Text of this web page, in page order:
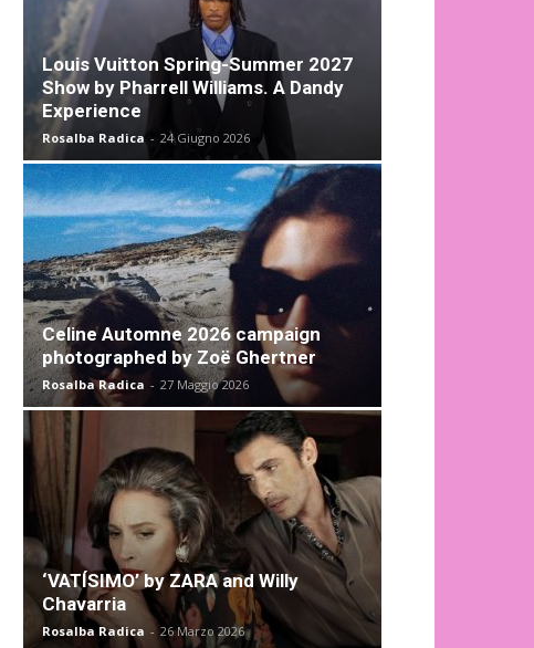
Louis Vuitton Spring-Summer 2027
Show by Pharrell Williams. A Dandy
Experience
Rosalba Radica - 24 Giugno 2026
Celine Automne 2026 campaign
photographed by Zoë Ghertner
Rosalba Radica - 27 Maggio 2026
‘VATÍSIMO’ by ZARA and Willy
Chavarria
Rosalba Radica - 26 Marzo 2026